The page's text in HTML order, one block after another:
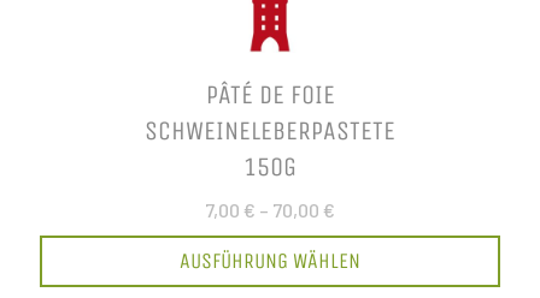
PÂTÉ DE FOIE
SCHWEINELEBERPASTETE
150G
7,00 € – 70,00 €
AUSFÜHRUNG WÄHLEN